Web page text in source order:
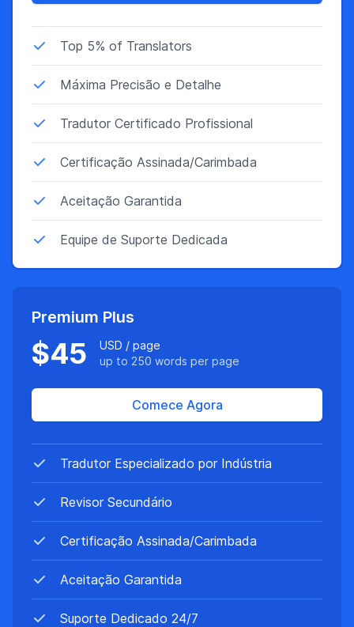
Top 5% of Translators
Máxima Precisão e Detalhe
Tradutor Certificado Profissional
Certificação Assinada/Carimbada
Aceitação Garantida
Equipe de Suporte Dedicada
Premium Plus
$45
USD / page
up to 250 words per page
Comece Agora
Tradutor Especializado por Indústria
Revisor Secundário
Certificação Assinada/Carimbada
Aceitação Garantida
Suporte Dedicado 24/7